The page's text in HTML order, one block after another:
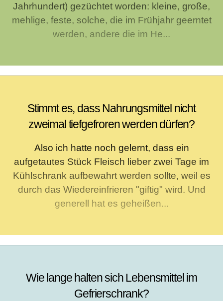
Jahrhundert) gezüchtet worden: kleine, große,
mehlige, feste, solche, die im Frühjahr geerntet
werden, andere die im He...
Stimmt es, dass Nahrungsmittel nicht
zweimal tiefgefroren werden dürfen?
Also ich hatte noch gelernt, dass ein
aufgetautes Stück Fleisch lieber zwei Tage im
Kühlschrank aufbewahrt werden sollte, weil es
durch das Wiedereinfrieren "giftig" wird. Und
generell hat es geheißen...
Wie lange halten sich Lebensmittel im
Gefrierschrank?